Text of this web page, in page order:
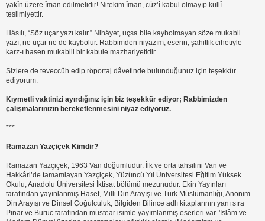
yakîn üzere îman edilmelidir! Nitekim îman, cüz’î kabul olmayıp küllî
teslimiyettir.
Hâsılı, “Söz uçar yazı kalır.” Nihâyet, uçsa bile kaybolmayan söze mukabil
yazı, ne uçar ne de kaybolur. Rabbimden niyazım, eserin, şahitlik cihetiyle
karz-ı hasen mukabili bir kabule mazhariyetidir.
Sizlere de teveccüh edip röportaj dâvetinde bulunduğunuz için teşekkür
ediyorum.
Kıymetli vaktinizi ayırdığınız için biz teşekkür ediyor; Rabbimizden
çalışmalarınızın bereketlenmesini niyaz ediyoruz.
***
Ramazan Yazçiçek Kimdir?
Ramazan Yazçiçek, 1963 Van doğumludur. İlk ve orta tahsilini Van ve
Hakkâri’de tamamlayan Yazçiçek, Yüzüncü Yıl Üniversitesi Eğitim Yüksek
Okulu, Anadolu Üniversitesi İktisat bölümü mezunudur. Ekin Yayınları
tarafından yayınlanmış Haset, Milli Din Arayışı ve Türk Müslümanlığı, Anonim
Din Arayışı ve Dinsel Çoğulculuk, Bilgiden Bilince adlı kitaplarının yanı sıra
Pınar ve Buruc tarafından müstear isimle yayımlanmış eserleri var. 'İslâm ve